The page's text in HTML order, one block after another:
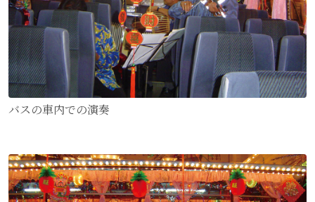
バスの車内での演奏